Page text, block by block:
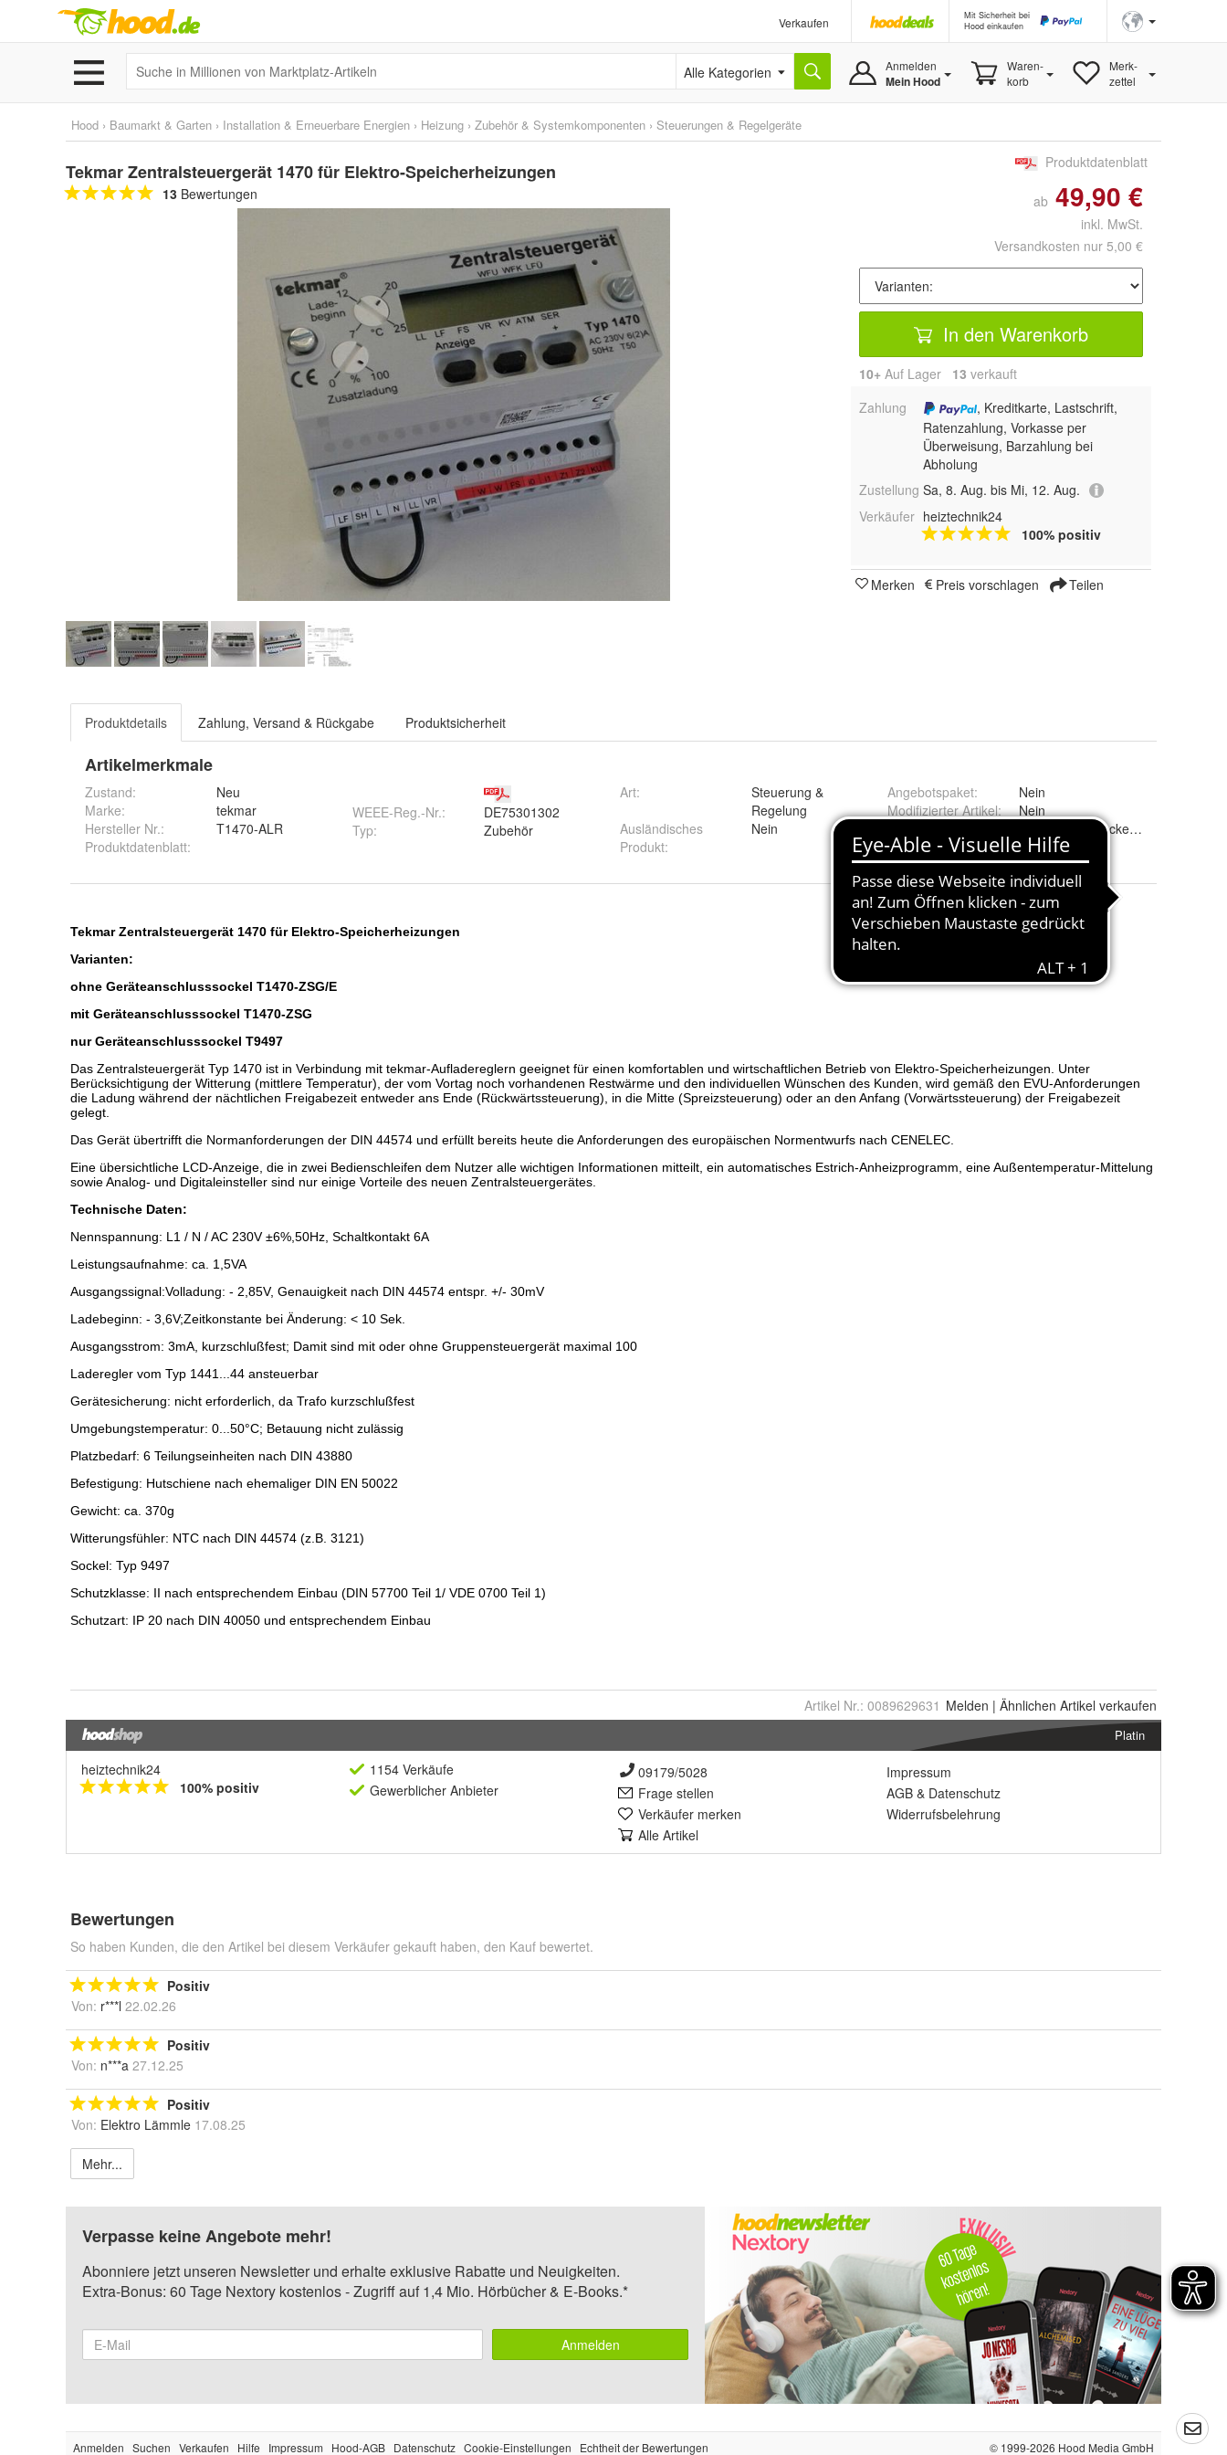
Verkaufen
Mit Sicherheit bei
Hood einkaufen
Alle Kategorien Anmelden
Mein Hood
Waren-
korb
Merk-
zettel
Hood › Baumarkt & Garten › Installation & Erneuerbare Energien › Heizung › Zubehör & Systemkomponenten › Steuerungen & Regelgeräte
Tekmar Zentralsteuergerät 1470 für Elektro-Speicherheizungen
13 Bewertungen
Produktdatenblatt
ab 49,90 €
inkl. MwSt.
Versandkosten nur 5,00 €
In den Warenkorb
10+ Auf Lager 13 verkauft
Zahlung
, Kreditkarte, Lastschrift,
Ratenzahlung, Vorkasse per
Überweisung, Barzahlung bei
Abholung
Zustellung Sa, 8. Aug. bis Mi, 12. Aug.
Verkäufer heiztechnik24
100% positiv
Merken Preis vorschlagen Teilen
Produktdetails Zahlung, Versand & Rückgabe Produktsicherheit
Artikelmerkmale
Zustand:
Neu
Marke:
tekmar
Hersteller Nr.:
T1470-ALR
Produktdatenblatt:
WEEE-Reg.-Nr.:
DE75301302
Typ: Zubehör
Art:
Steuerung &
Regelung
Ausländisches
Produkt:
Nein
Angebotspaket:
Nein
Modifizierter Artikel:
Nein
Artikel Nr.: 0089629631 Melden | Ähnlichen Artikel verkaufen
Platin
heiztechnik24
100% positiv
1154 Verkäufe
Gewerblicher Anbieter
09179/5028
Frage stellen
Verkäufer merken
Alle Artikel
Impressum
AGB & Datenschutz
Widerrufsbelehrung
Bewertungen
So haben Kunden, die den Artikel bei diesem Verkäufer gekauft haben, den Kauf bewertet.
Positiv
Von: r***l 22.02.26
Positiv
Von: n***a 27.12.25
Positiv
Von: Elektro Lämmle 17.08.25
Mehr...
Verpasse keine Angebote mehr!
Abonniere jetzt unseren Newsletter und erhalte exklusive Rabatte und Neuigkeiten.
Extra-Bonus: 60 Tage Nextory kostenlos - Zugriff auf 1,4 Mio. Hörbücher & E-Books.*
Anmelden
Anmelden Suchen Verkaufen Hilfe Impressum Hood-AGB Datenschutz Cookie-Einstellungen Echtheit der Bewertungen © 1999-2026 Hood Media GmbH